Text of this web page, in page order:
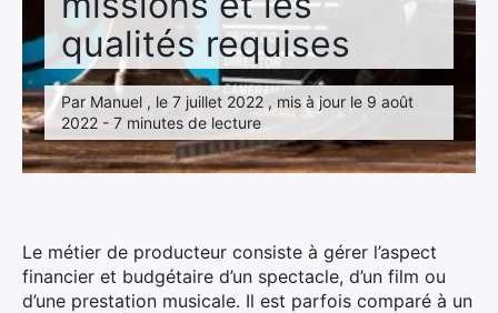
qualités requises
Par Manuel , le 7 juillet 2022 , mis à jour le 9 août
2022 - 7 minutes de lecture
Le métier de producteur consiste à gérer l’aspect
financier et budgétaire d’un spectacle, d’un film ou
d’une prestation musicale. Il est parfois comparé à un